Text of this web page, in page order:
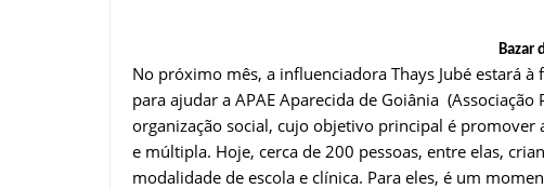
Bazar
No próximo mês, a influenciadora Thays Jubé estará
para ajudar a APAE Aparecida de Goiânia
organização social, cujo objetivo principal é promover
e múltipla. Hoje, cerca de 200 pessoas, entre elas,
modalidade de escola e clínica. Para eles, é um